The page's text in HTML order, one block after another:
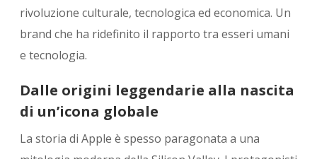
rivoluzione culturale, tecnologica ed economica. Un
brand che ha ridefinito il rapporto tra esseri umani
e tecnologia.
Dalle origini leggendarie alla nascita
di un’icona globale
La storia di Apple è spesso paragonata a una